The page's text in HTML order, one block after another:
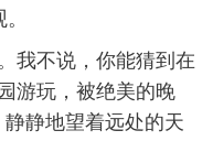
不说，你能猜到在
游玩，被绝美的晚
静地望着远处的天